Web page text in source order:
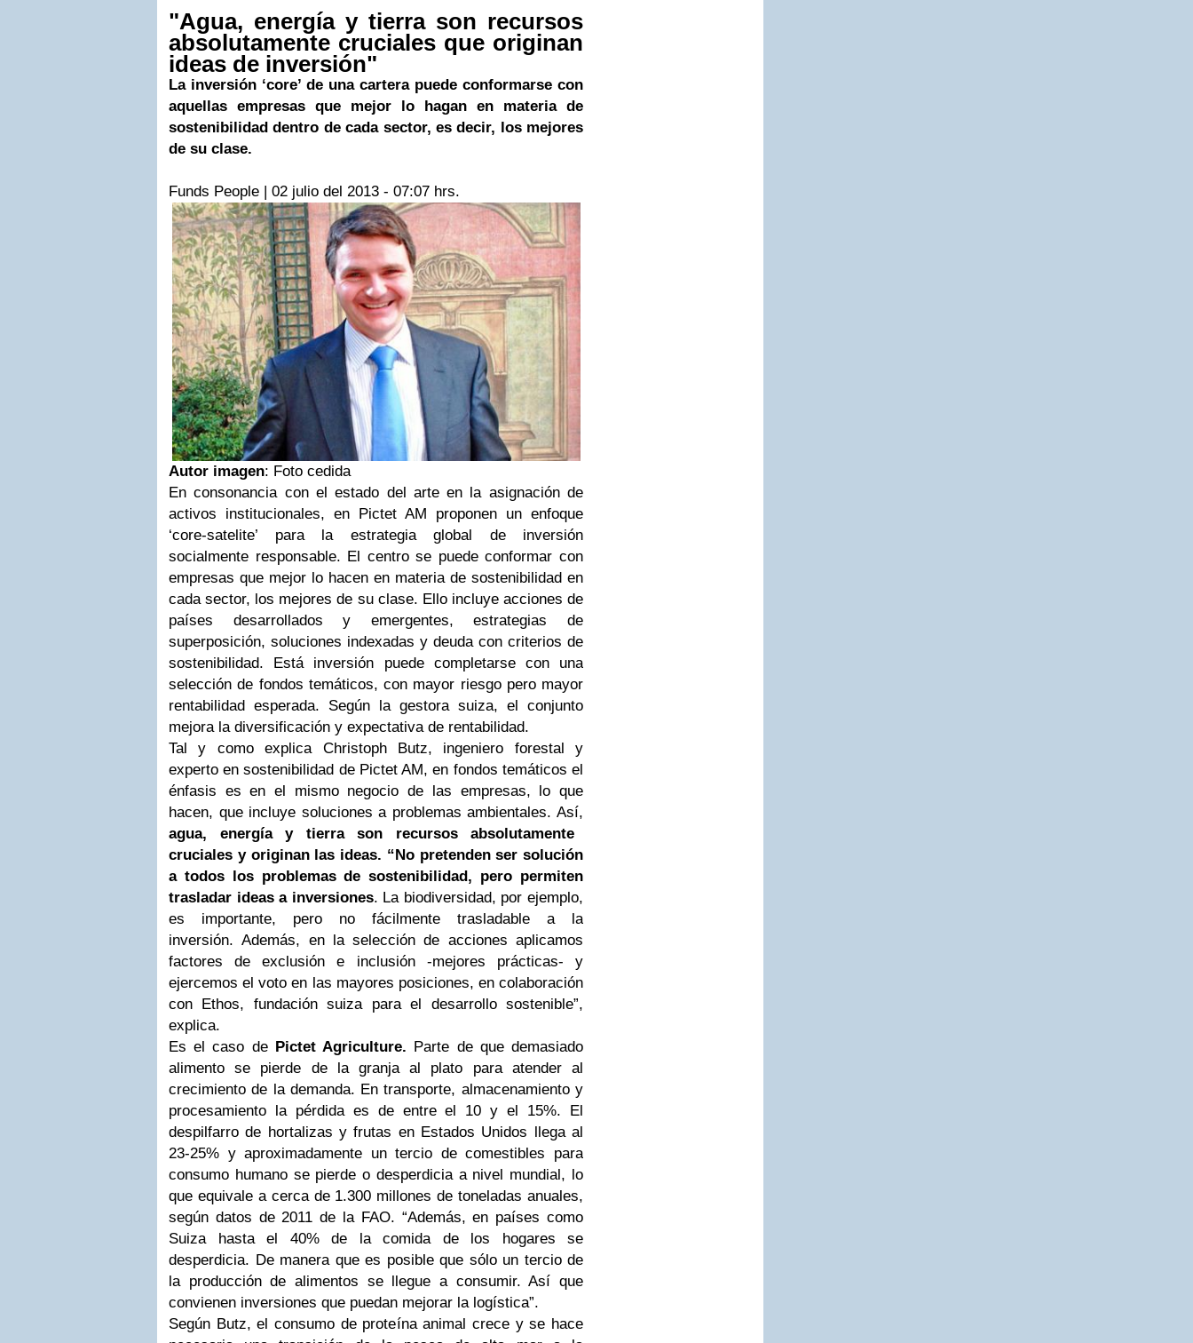
"Agua, energía y tierra son recursos
absolutamente cruciales que originan
ideas de inversión"
La inversión ‘core’ de una cartera puede conformarse con
aquellas empresas que mejor lo hagan en materia de
sostenibilidad dentro de cada sector, es decir, los mejores
de su clase.
Funds People | 02 julio del 2013 - 07:07 hrs.
Autor imagen: Foto cedida
En consonancia con el estado del arte en la asignación de
activos institucionales, en Pictet AM proponen un enfoque
‘core-satelite’ para la estrategia global de inversión
socialmente responsable. El centro se puede conformar con
empresas que mejor lo hacen en materia de sostenibilidad en
cada sector, los mejores de su clase. Ello incluye acciones de
países desarrollados y emergentes, estrategias de
superposición, soluciones indexadas y deuda con criterios de
sostenibilidad. Está inversión puede completarse con una
selección de fondos temáticos, con mayor riesgo pero mayor
rentabilidad esperada. Según la gestora suiza, el conjunto
mejora la diversificación y expectativa de rentabilidad.
Tal y como explica Christoph Butz, ingeniero forestal y
experto en sostenibilidad de Pictet AM, en fondos temáticos el
énfasis es en el mismo negocio de las empresas, lo que
hacen, que incluye soluciones a problemas ambientales. Así,
agua, energía y tierra son recursos absolutamente
cruciales y originan las ideas. “No pretenden ser solución
a todos los problemas de sostenibilidad, pero permiten
trasladar ideas a inversiones. La biodiversidad, por ejemplo,
es importante, pero no fácilmente trasladable a la
inversión. Además, en la selección de acciones aplicamos
factores de exclusión e inclusión -mejores prácticas- y
ejercemos el voto en las mayores posiciones, en colaboración
con Ethos, fundación suiza para el desarrollo sostenible”,
explica.
Es el caso de Pictet Agriculture. Parte de que demasiado
alimento se pierde de la granja al plato para atender al
crecimiento de la demanda. En transporte, almacenamiento y
procesamiento la pérdida es de entre el 10 y el 15%. El
despilfarro de hortalizas y frutas en Estados Unidos llega al
23-25% y aproximadamente un tercio de comestibles para
consumo humano se pierde o desperdicia a nivel mundial, lo
que equivale a cerca de 1.300 millones de toneladas anuales,
según datos de 2011 de la FAO. “Además, en países como
Suiza hasta el 40% de la comida de los hogares se
desperdicia. De manera que es posible que sólo un tercio de
la producción de alimentos se llegue a consumir. Así que
convienen inversiones que puedan mejorar la logística”.
Según Butz, el consumo de proteína animal crece y se hace